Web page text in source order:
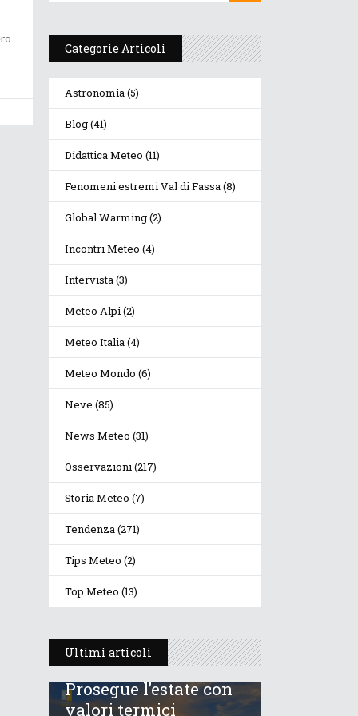
Categorie Articoli
Astronomia(5)
Blog(41)
Didattica Meteo (11)
Fenomeni estremi Val di Fassa(8)
Global Warming(2)
Incontri Meteo (4)
Intervista(3)
Meteo Alpi(2)
Meteo Italia(4)
Meteo Mondo (6)
Neve (85)
News Meteo (31)
Osservazioni(217)
Storia Meteo (7)
Tendenza(271)
Tips Meteo (2)
Top Meteo (13)
Ultimi articoli
Prosegue l’estate con
valori termici